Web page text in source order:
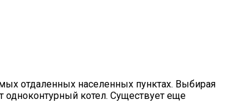
отдаленных населенных пунктах. Выбирая
одноконтурный котел. Существует еще